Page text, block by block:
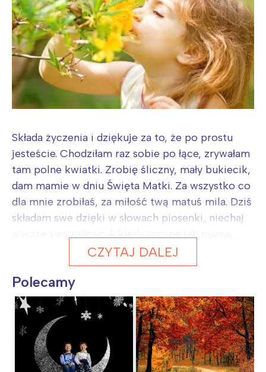
Składa życzenia i dziękuje za to, że po prostu
jesteście. Chodziłam raz sobie po łące, zrywałam
tam polne kwiatki. Zrobię śliczny, mały bukiecik,
dam mamie w dniu Święta Matki. Za wszystko co
dla mnie zrobiłaś, za miłość twą matuś mila. Dziś
składam swe dzięki w słowach piosenki, niechaj
CZYTAJ DALEJ
Polecamy